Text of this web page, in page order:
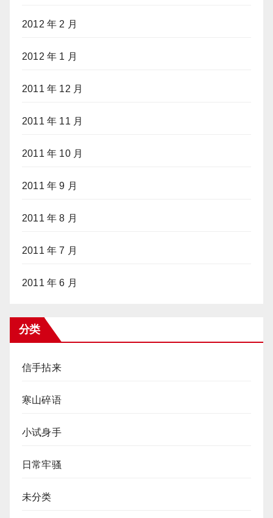
2012 年 2 月
2012 年 1 月
2011 年 12 月
2011 年 11 月
2011 年 10 月
2011 年 9 月
2011 年 8 月
2011 年 7 月
2011 年 6 月
分类
信手拈来
寒山碎语
小试身手
日常牢骚
未分类